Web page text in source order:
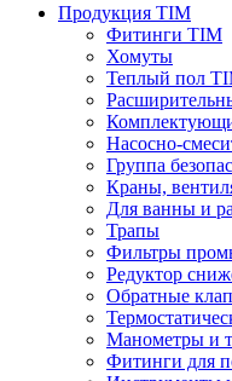
Продукция TIM
Фитинги TIM
Хомуты
Теплый пол
Насосно-
Группа
Краны,
Для ванны и
Трапы
Фильтры
Редуктор
Обратные
Манометры и
Фитинги для